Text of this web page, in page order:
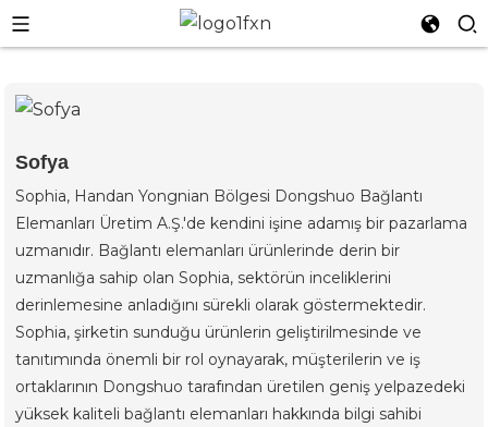
Sofya
Sophia, Handan Yongnian Bölgesi Dongshuo Bağlantı
Elemanları Üretim A.Ş.'de kendini işine adamış bir pazarlama
uzmanıdır. Bağlantı elemanları ürünlerinde derin bir
uzmanlığa sahip olan Sophia, sektörün inceliklerini
derinlemesine anladığını sürekli olarak göstermektedir.
Sophia, şirketin sunduğu ürünlerin geliştirilmesinde ve
tanıtımında önemli bir rol oynayarak, müşterilerin ve iş
ortaklarının Dongshuo tarafından üretilen geniş yelpazedeki
yüksek kaliteli bağlantı elemanları hakkında bilgi sahibi